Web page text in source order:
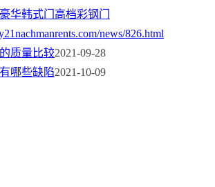
豪华韩式门 高档彩钢门
news/826.html
质量比较2021-09-28
哪些缺陷2021-10-09